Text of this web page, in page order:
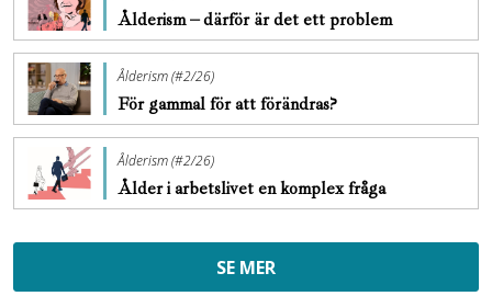
Ålderism – därför är det ett problem
Ålderism (#2/26)
För gammal för att förändras?
Ålderism (#2/26)
Ålder i arbetslivet en komplex fråga
SE MER